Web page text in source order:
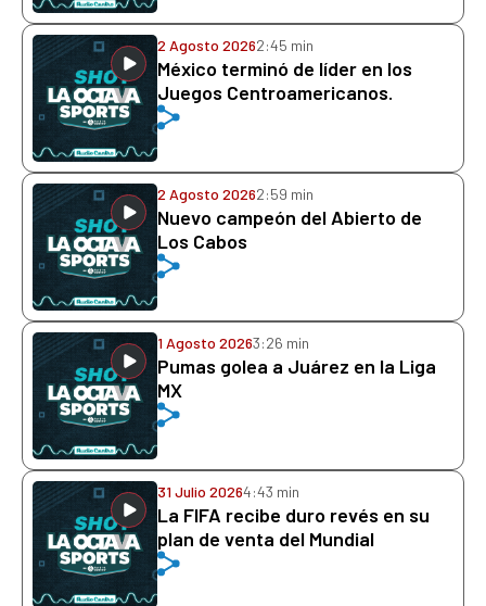
2 Agosto 20262:45 min
México terminó de líder en los
Juegos Centroamericanos.
2 Agosto 20262:59 min
Nuevo campeón del Abierto de
Los Cabos
1 Agosto 20263:26 min
Pumas golea a Juárez en la Liga
MX
31 Julio 20264:43 min
La FIFA recibe duro revés en su
plan de venta del Mundial